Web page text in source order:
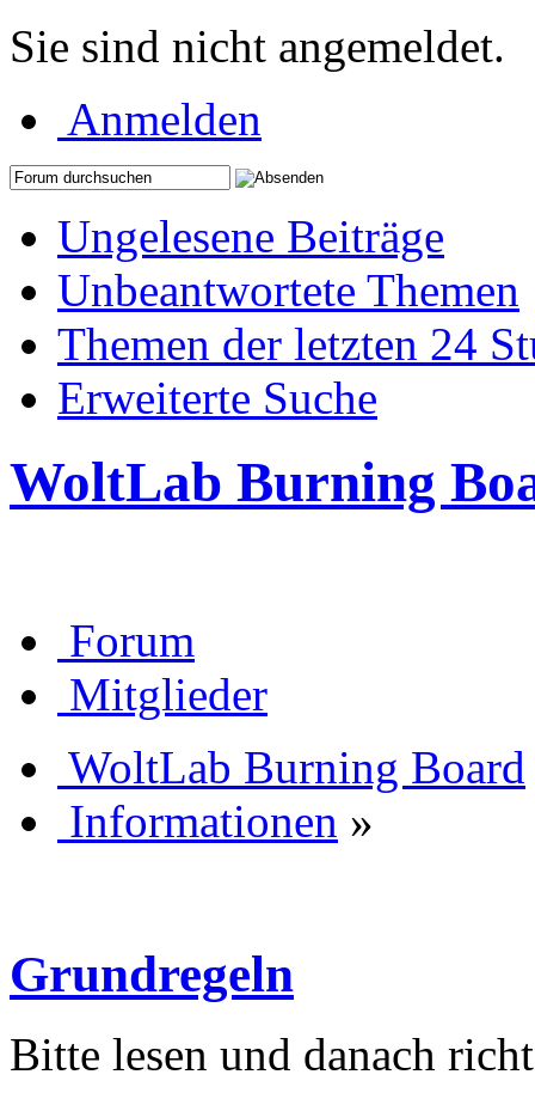
Sie sind nicht angemeldet.
Anmelden
Ungelesene Beiträge
Unbeantwortete Themen
Themen der letzten 24
Erweiterte Suche
WoltLab Burning
Forum
Mitglieder
WoltLab Burning Board
Informationen »
Grundregeln
Bitte lesen und danach